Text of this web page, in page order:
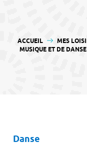
VOUS ÊTES ICI :
ACCUEIL MES
MUSIQUE ET DE
Danse